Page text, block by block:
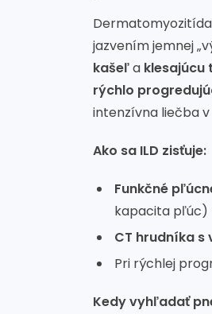
jazvením jemnej
kašeľa klesajúcu
rýchlo
intenzívna liečba
Ako sa ILD zisťuje:
Funkčné
kapacita pľúc)
CT hrudníka s
Pri rýchlej
Kedy vyhľadať